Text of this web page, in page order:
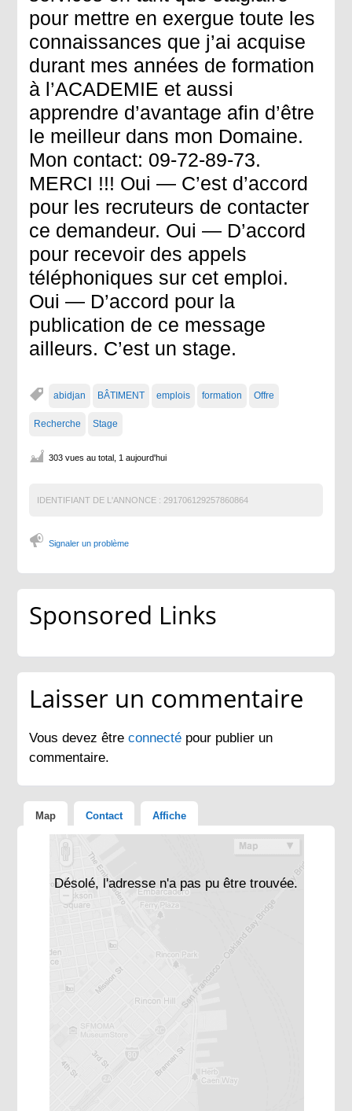
pour mettre en exergue toute les
connaissances que j’ai acquise
durant mes années de formation
à l’ACADEMIE et aussi
apprendre d’avantage afin d’être
le meilleur dans mon Domaine.
Mon contact: 09-72-89-73.
MERCI !!! Oui — C’est d’accord
pour les recruteurs de contacter
ce demandeur. Oui — D’accord
pour recevoir des appels
téléphoniques sur cet emploi.
Oui — D’accord pour la
publication de ce message
ailleurs. C’est un stage.
abidjan BÂTIMENT emplois formation Offre
Recherche Stage
303 vues au total, 1 aujourd'hui
IDENTIFIANT DE L'ANNONCE : 291706129257860864
Signaler un problème
Sponsored Links
Laisser un commentaire
Vous devez êtreconnecté pour publier un
commentaire.
Map Contact Affiche
Désolé, l'adresse n'a pas pu être trouvée.